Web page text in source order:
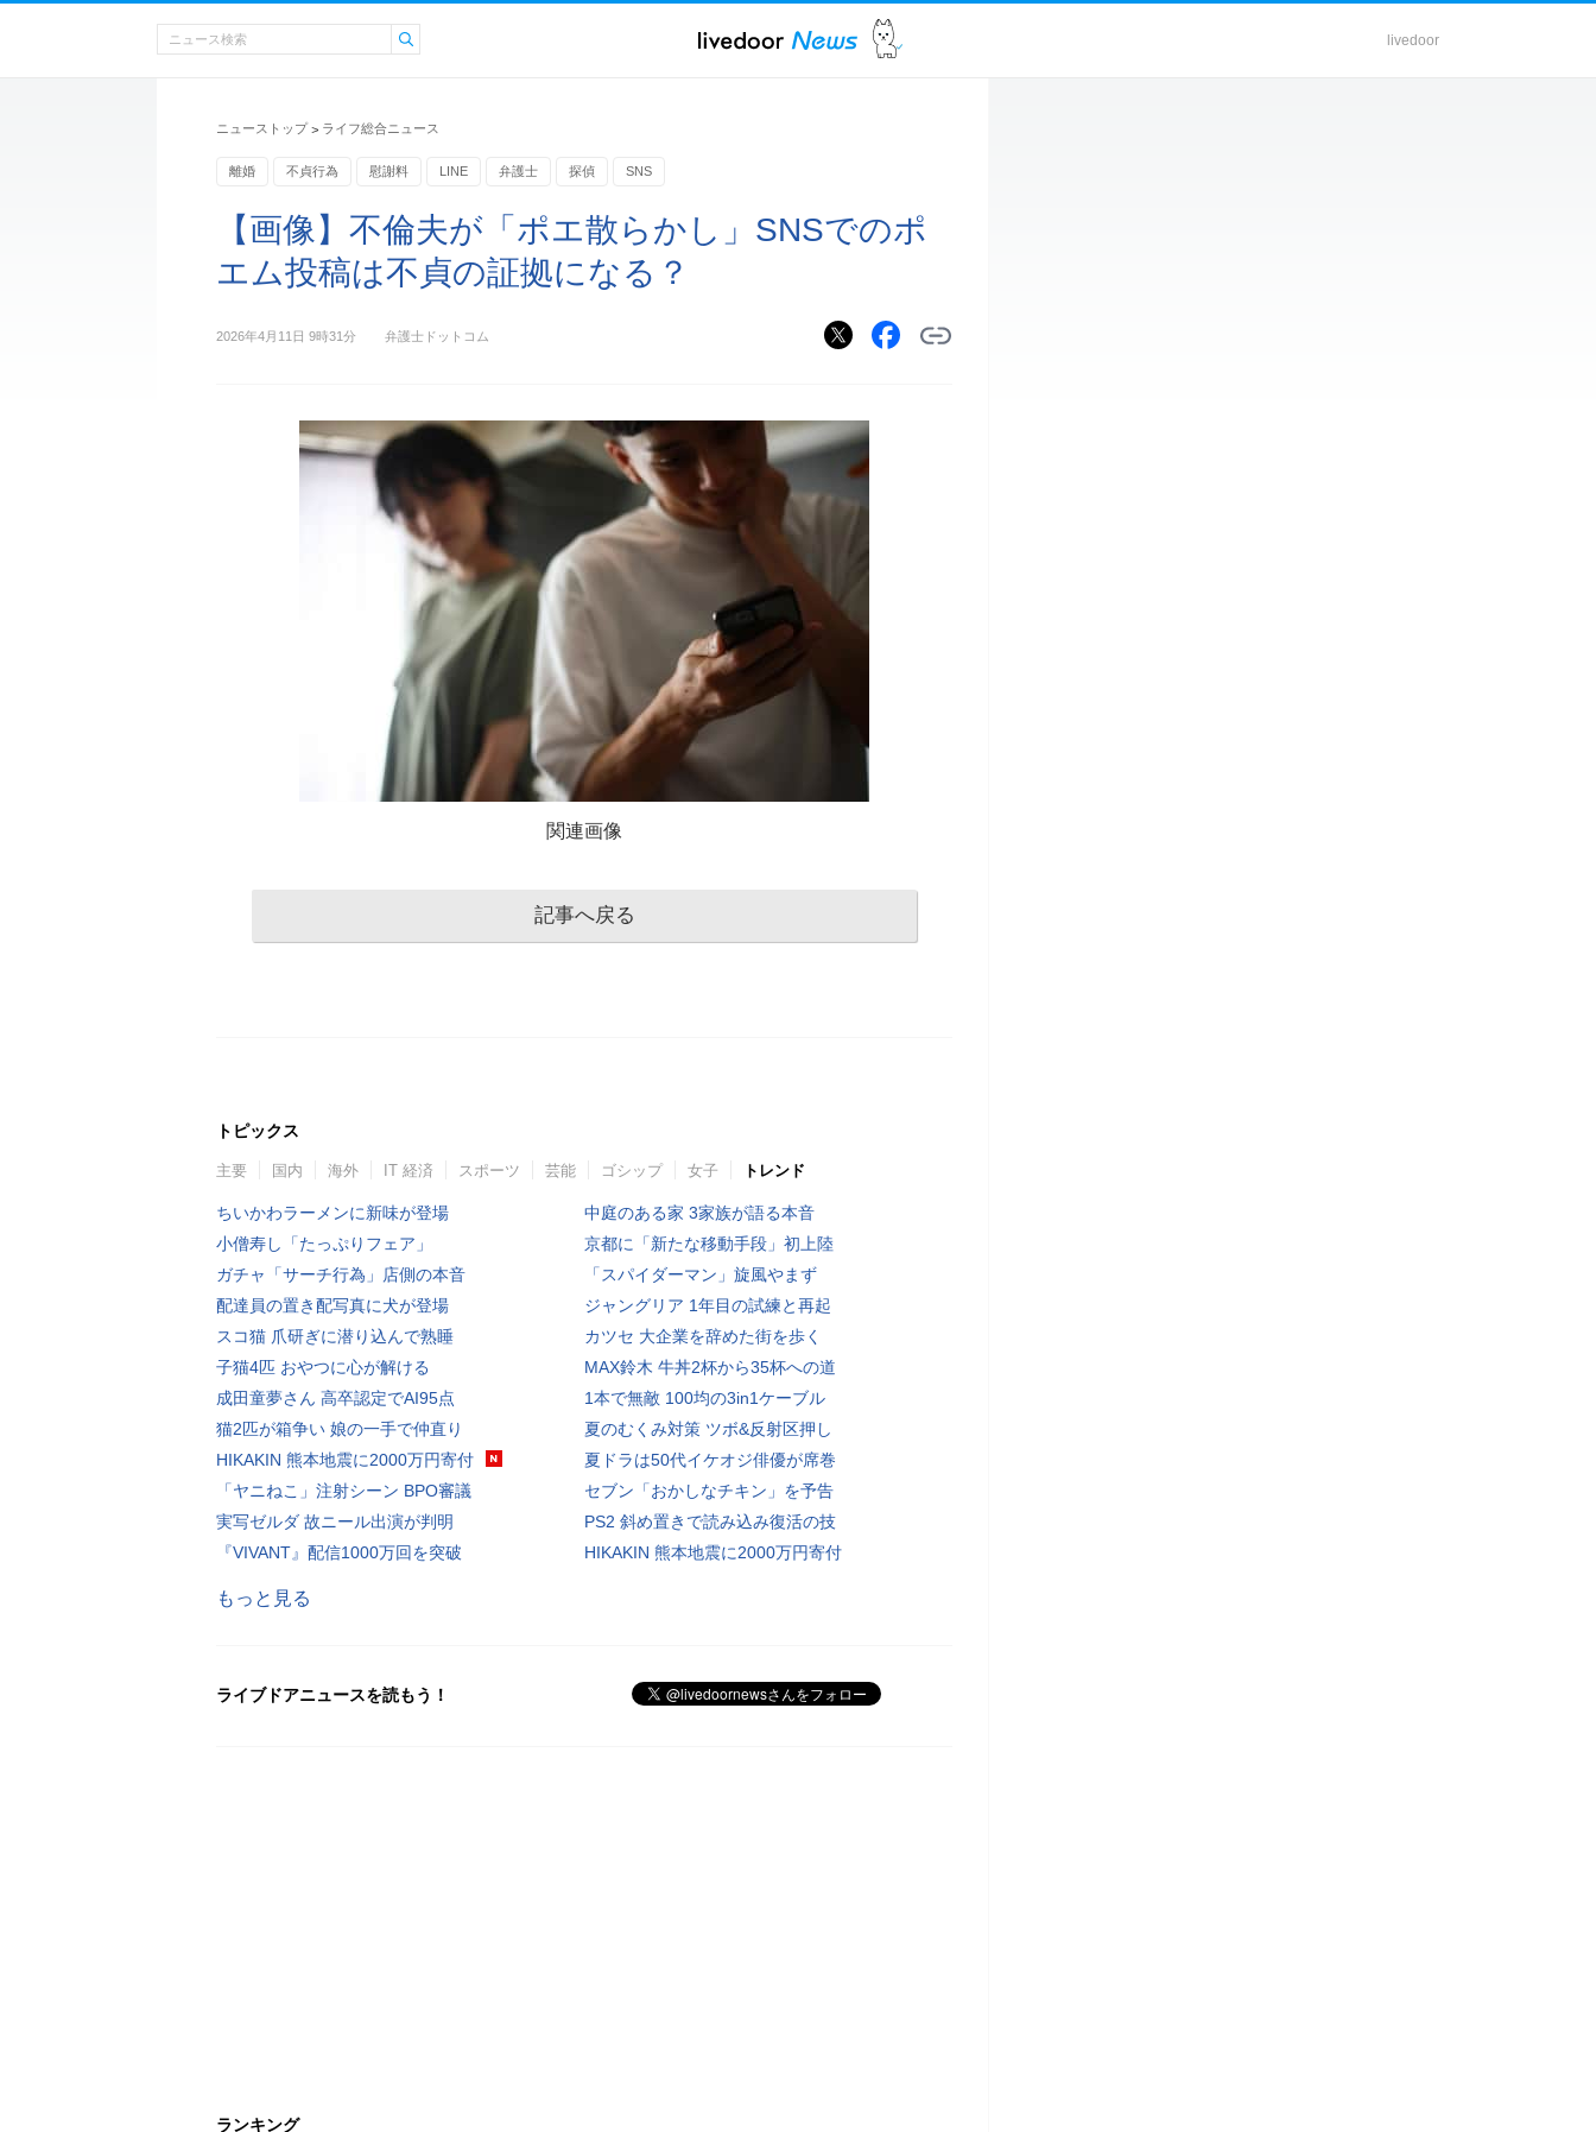
livedoor
ニューストップ > ライフ総合ニュース
離婚 不貞行為 慰謝料 LINE 弁護士 探偵 SNS
【画像】不倫夫が「ポエ散らかし」SNSでのポ
エム投稿は不貞の証拠になる？
2026年4月11日 9時31分 弁護士ドットコム
関連画像
記事へ戻る
トピックス
主要 国内 海外 IT 経済 スポーツ 芸能 ゴシップ 女子 トレンド
ちいかわラーメンに新味が登場
小僧寿し「たっぷりフェア」
ガチャ「サーチ行為」店側の本音
配達員の置き配写真に犬が登場
スコ猫 爪研ぎに潜り込んで熟睡
子猫4匹 おやつに心が解ける
成田童夢さん 高卒認定でAI95点
猫2匹が箱争い 娘の一手で仲直り
HIKAKIN 熊本地震に2000万円寄付
「ヤニねこ」注射シーン BPO審議
実写ゼルダ 故ニール出演が判明
『VIVANT』配信1000万回を突破
中庭のある家 3家族が語る本音
京都に「新たな移動手段」初上陸
「スパイダーマン」旋風やまず
ジャングリア 1年目の試練と再起
カツセ 大企業を辞めた街を歩く
MAX鈴木 牛丼2杯から35杯への道
1本で無敵 100均の3in1ケーブル
夏のむくみ対策 ツボ&反射区押し
夏ドラは50代イケオジ俳優が席巻
セブン「おかしなチキン」を予告
PS2 斜め置きで読み込み復活の技
HIKAKIN 熊本地震に2000万円寄付
もっと見る
ライブドアニュースを読もう！
ランキング